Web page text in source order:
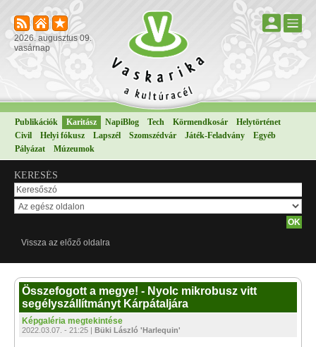
2026. augusztus 09.
vasárnap
Publikációk Karitász NapiBlog Tech Körmendkosár
Helytörténet
Civil
Helyi fókusz Lapszél Szomszédvár Játék-Feladvány
Egyéb
Pályázat
Múzeumok
KERESÉS
Vissza az előző oldalra
Összefogott a megye! - Nyolc mikrobusz vitt
segélyszállítmányt Kárpátaljára
Képgaléria megtekintése
2022.03.07. - 21:25 | Büki László 'Harlequin'